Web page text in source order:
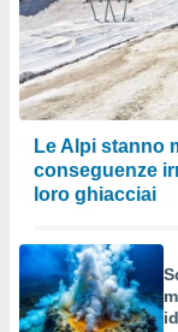
Le Alpi stanno
conseguenze
loro ghiacciai